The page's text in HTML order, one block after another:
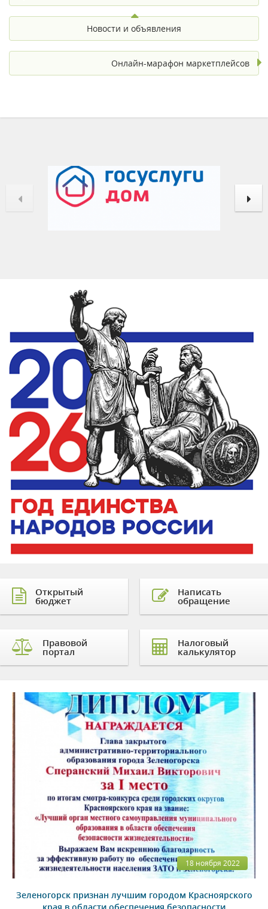
Новости и объявления
Онлайн-марафон маркетплейсов
Открытый
бюджет
Правовой
портал
Написать
обращение
Налоговый
калькулятор
18 ноября 2022
Зеленогорск признан лучшим городом Красноярского
края в области обеспечения безопасности